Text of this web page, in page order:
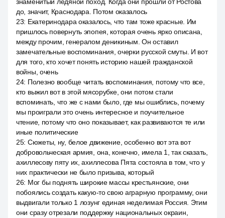
до, значит, Краснодара. Потом оказалось
23: Екатеринодара оказалось, что там тоже красные. Им
пришлось повернуть эпопея, которая очень ярко описана,
между прочим, генералом деникиным. Он оставил
замечательные воспоминания, очерки русской смуты. И вот
для того, кто хочет понять историю нашей гражданской
войны, очень
24: Полезно вообще читать воспоминания, потому что все,
кто выжил вот в этой мясорубке, они потом стали
вспоминать, что же с нами было, где мы ошиблись, почему
мы проиграли это очень интересное и поучительное
чтение, потому что оно показывает, как развиваются те или
иные политические
25: Сюжеты, ну, белое движение, особенно вот эта вот
добровольческая армия, она, конечно, имела 1, так сказать,
ахиллесову пяту их, ахиллесова Пята состояла в том, что у
них практически не было призыва, который
26: Мог бы поднять широкие массы крестьянские, они
побоялись создать какую-то свою аграрную программу, они
выдвигали только 1 лозунг единая неделимая Россия. Этим
они сразу отрезали поддержку национальных окраин,